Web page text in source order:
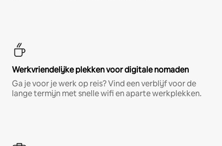
Werkvriendelijke plekken voor digitale nomaden
Ga je voor je werk op reis? Vind een verblijf voor de
lange termijn met snelle wifi en aparte werkplekken.